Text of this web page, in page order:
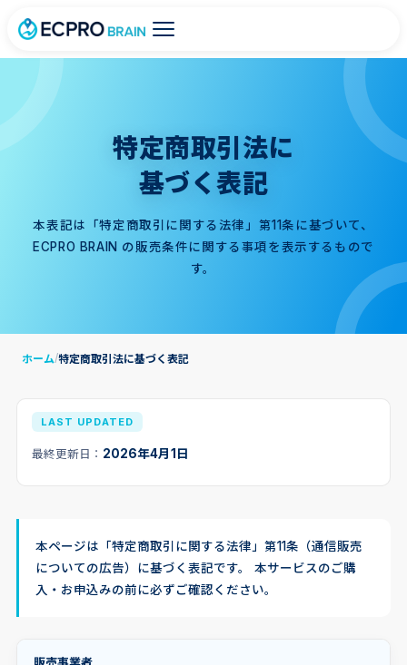
特定商取引法に
基づく表記
本表記は「特定商取引に関する法律」第11条に基づいて、
ECPRO BRAIN の販売条件に関する事項を表示するもので
す。
ホーム 特定商取引法に基づく表記
LAST UPDATED
最終更新日： 2026年4月1日
本ページは「特定商取引に関する法律」第11条（通信販売
についての広告）に基づく表記です。 本サービスのご購
入・お申込みの前に必ずご確認ください。